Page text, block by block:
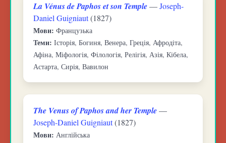
La Vénus de Paphos et son Temple—Joseph-
Daniel Guigniaut(1827)
Мови: Французька
Теми: Історія, Богиня, Венера, Греція, Афродіта,
Афіна, Міфологія, Філологія, Релігія, Азія, Кібела,
Астарта, Сирія, Вавилон
The Venus of Paphos and her Temple—
Joseph-Daniel Guigniaut(1827)
Мови: Англійська